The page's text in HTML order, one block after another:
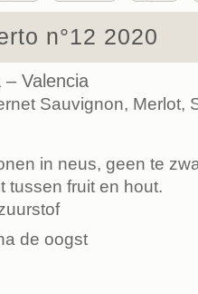
n°12 2020
– Valencia
Sauvignon, Merlot,
in neus, geen te
tussen fruit en hout.
de oogst